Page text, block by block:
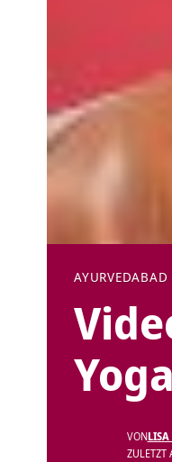
AYURVEDABAD
ZULETZT
VONLISA